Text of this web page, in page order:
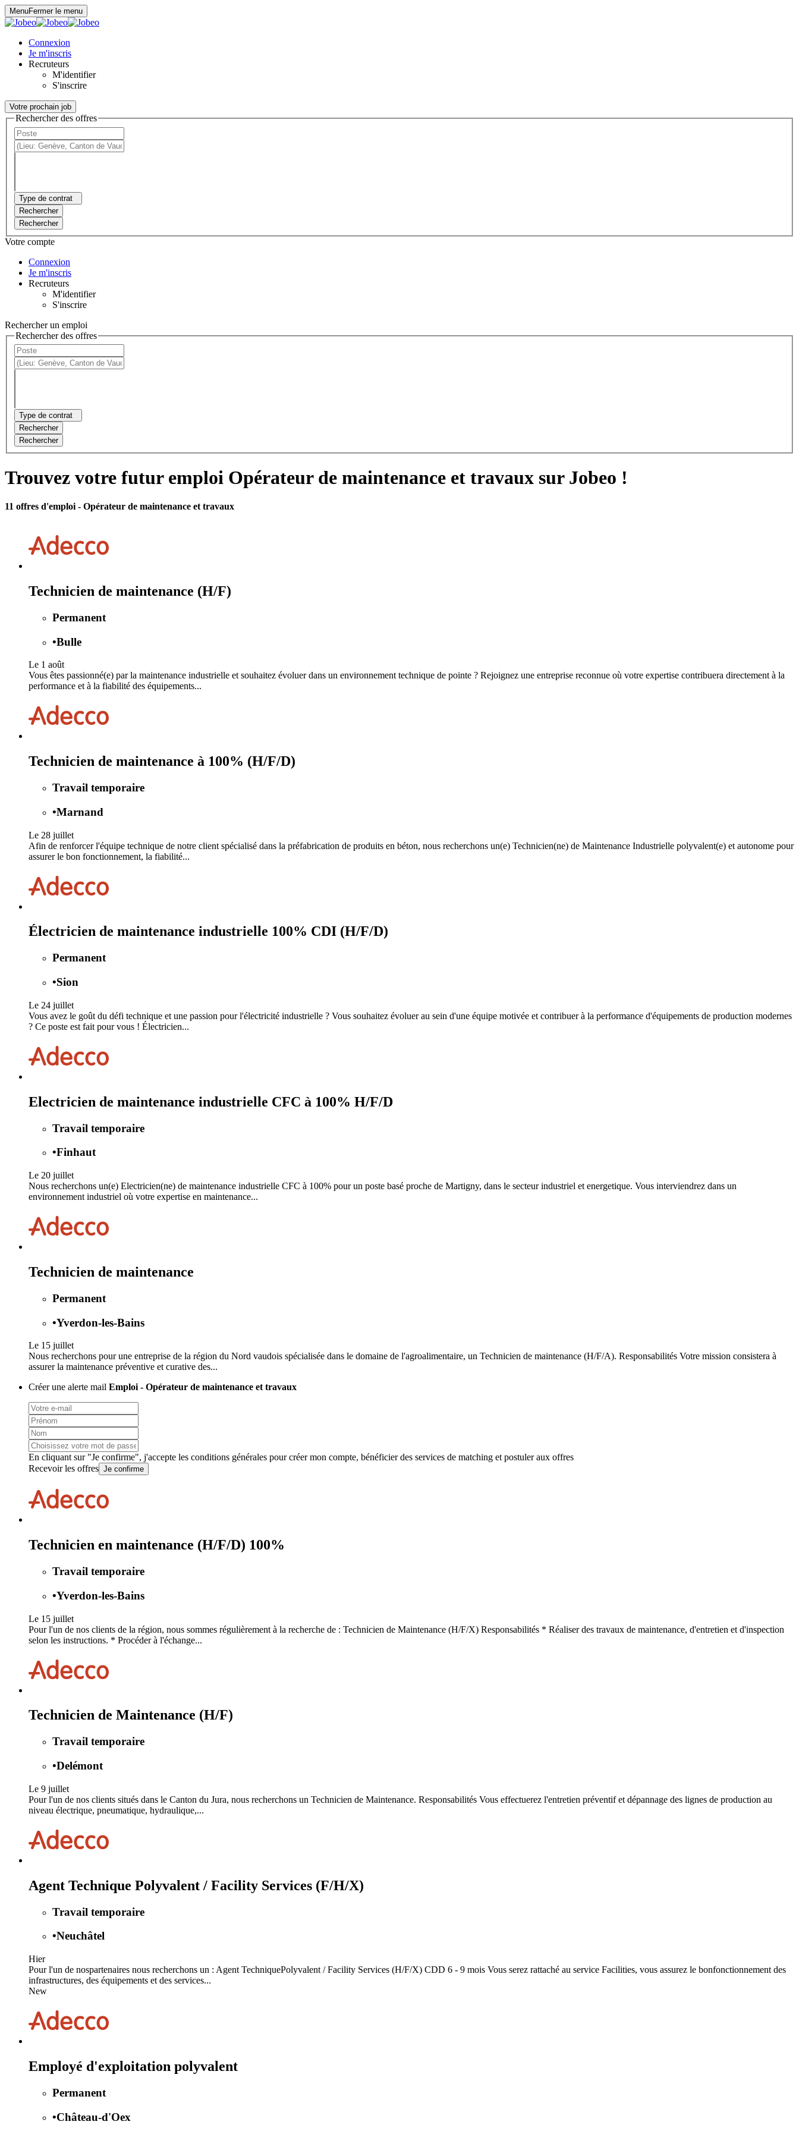
MenuFermer le menu
Connexion
Je m'inscris
Recruteurs
M'identifier
S'inscrire
Votre prochain job
Rechercher des offres
Type de contrat
Rechercher
Rechercher
Votre compte
Connexion
Je m'inscris
Recruteurs
M'identifier
S'inscrire
Rechercher un emploi
Rechercher des offres
Type de contrat
Rechercher
Rechercher
Trouvez votre futur emploi Opérateur de maintenance et travaux sur Jobeo !
11 offres d'emploi - Opérateur de maintenance et travaux
Technicien de maintenance (H/F)
Permanent
•Bulle
Le 1 août
Vous êtes passionné(e) par la maintenance industrielle et souhaitez évoluer dans un environnement technique de pointe ? Rejoignez une entreprise reconnue où votre expertise contribuera directement à la
performance et à la fiabilité des équipements...
Technicien de maintenance à 100% (H/F/D)
Travail temporaire
•Marnand
Le 28 juillet
Afin de renforcer l'équipe technique de notre client spécialisé dans la préfabrication de produits en béton, nous recherchons un(e) Technicien(ne) de Maintenance Industrielle polyvalent(e) et autonome pour
assurer le bon fonctionnement, la fiabilité...
Électricien de maintenance industrielle 100% CDI (H/F/D)
Permanent
•Sion
Le 24 juillet
Vous avez le goût du défi technique et une passion pour l'électricité industrielle ? Vous souhaitez évoluer au sein d'une équipe motivée et contribuer à la performance d'équipements de production modernes
? Ce poste est fait pour vous ! Électricien...
Electricien de maintenance industrielle CFC à 100% H/F/D
Travail temporaire
•Finhaut
Le 20 juillet
Nous recherchons un(e) Electricien(ne) de maintenance industrielle CFC à 100% pour un poste basé proche de Martigny, dans le secteur industriel et energetique. Vous interviendrez dans un
environnement industriel où votre expertise en maintenance...
Technicien de maintenance
Permanent
•Yverdon-les-Bains
Le 15 juillet
Nous recherchons pour une entreprise de la région du Nord vaudois spécialisée dans le domaine de l'agroalimentaire, un Technicien de maintenance (H/F/A). Responsabilités Votre mission consistera à
assurer la maintenance préventive et curative des...
Créer une alerte mail Emploi - Opérateur de maintenance et travaux
En cliquant sur "Je confirme", j'accepte les conditions générales pour créer mon compte, bénéficier des services de matching et postuler aux offres
Recevoir les offres Je confirme
Technicien en maintenance (H/F/D) 100%
Travail temporaire
•Yverdon-les-Bains
Le 15 juillet
Pour l'un de nos clients de la région, nous sommes régulièrement à la recherche de : Technicien de Maintenance (H/F/X) Responsabilités * Réaliser des travaux de maintenance, d'entretien et d'inspection
selon les instructions. * Procéder à l'échange...
Technicien de Maintenance (H/F)
Travail temporaire
•Delémont
Le 9 juillet
Pour l'un de nos clients situés dans le Canton du Jura, nous recherchons un Technicien de Maintenance. Responsabilités Vous effectuerez l'entretien préventif et dépannage des lignes de production au
niveau électrique, pneumatique, hydraulique,...
Agent Technique Polyvalent / Facility Services (F/H/X)
Travail temporaire
•Neuchâtel
Hier
Pour l'un de nospartenaires nous recherchons un : Agent TechniquePolyvalent / Facility Services (H/F/X) CDD 6 - 9 mois Vous serez rattaché au service Facilities, vous assurez le bonfonctionnement des
infrastructures, des équipements et des services...
New
Employé d'exploitation polyvalent
Permanent
•Château-d'Oex
Panneau de gestion des cookies